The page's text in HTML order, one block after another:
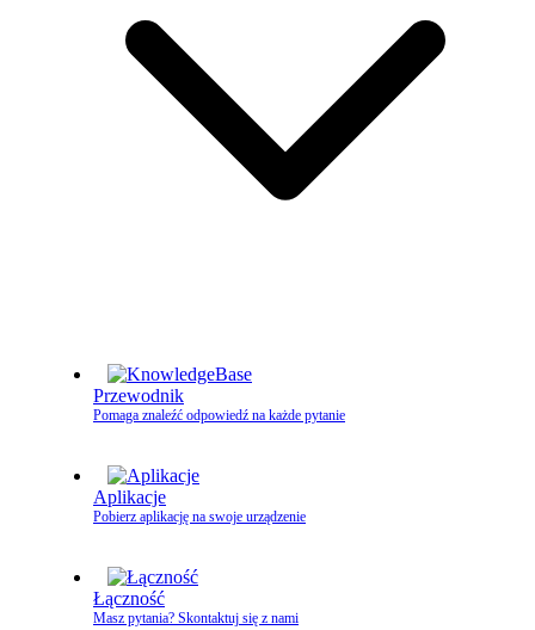
Przewodnik
Pomaga znaleźć odpowiedź na każde pytanie
Aplikacje
Pobierz aplikację na swoje urządzenie
Łączność
Masz pytania? Skontaktuj się z nami